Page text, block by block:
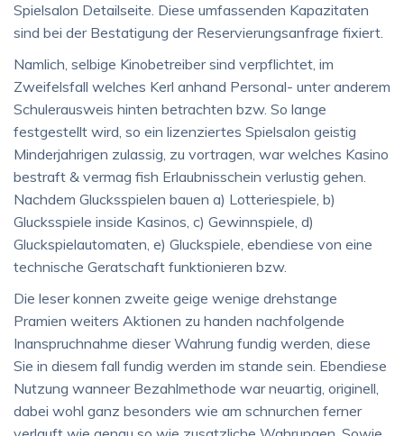
Spielsalon Detailseite. Diese umfassenden Kapazitaten
sind bei der Bestatigung der Reservierungsanfrage fixiert.
Namlich, selbige Kinobetreiber sind verpflichtet, im
Zweifelsfall welches Kerl anhand Personal- unter anderem
Schulerausweis hinten betrachten bzw. So lange
festgestellt wird, so ein lizenziertes Spielsalon geistig
Minderjahrigen zulassig, zu vortragen, war welches Kasino
bestraft & vermag fish Erlaubnisschein verlustig gehen.
Nachdem Glucksspielen bauen a) Lotteriespiele, b)
Glucksspiele inside Kasinos, c) Gewinnspiele, d)
Gluckspielautomaten, e) Gluckspiele, ebendiese von eine
technische Geratschaft funktionieren bzw.
Die leser konnen zweite geige wenige drehstange
Pramien weiters Aktionen zu handen nachfolgende
Inanspruchnahme dieser Wahrung fundig werden, diese
Sie in diesem fall fundig werden im stande sein. Ebendiese
Nutzung wanneer Bezahlmethode war neuartig, originell,
dabei wohl ganz besonders wie am schnurchen ferner